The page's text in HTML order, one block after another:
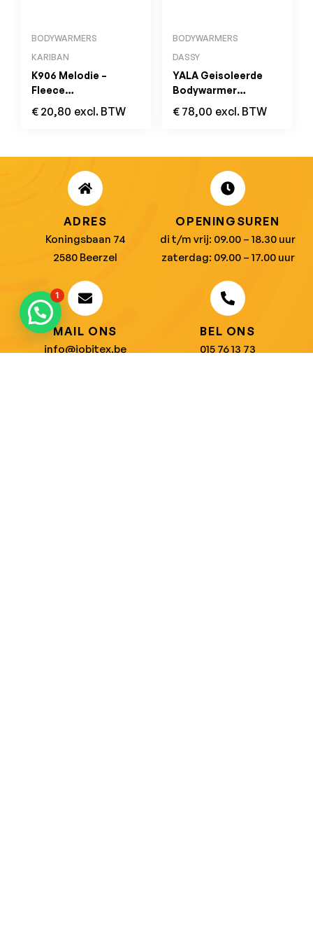
BODYWARMERS
KARIBAN
K906 Melodie –
Fleece
Damesbodywarmer
Natural
€ 20,80 excl. BTW
BODYWARMERS
DASSY
YALA Geisoleerde
Bodywarmer
Nachtblauw
€ 78,00 excl. BTW
ADRES
Koningsbaan 74
2580 Beerzel
OPENINGSUREN
di t/m vrij: 09.00 – 18.30 uur
zaterdag: 09.00 – 17.00 uur
MAIL ONS
info@jobitex.be
BEL ONS
015 76 13 73
1